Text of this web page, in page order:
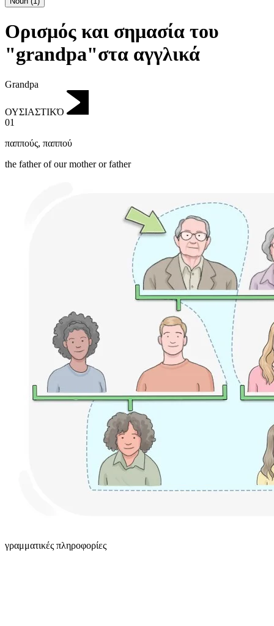
Ορισμός και σημασία του
"grandpa"στα αγγλικά
Grandpa
ΟΥΣΙΑΣΤΙΚΌ
01
παππούς, παππού
the father of our mother or father
γραμματικές πληροφορίες